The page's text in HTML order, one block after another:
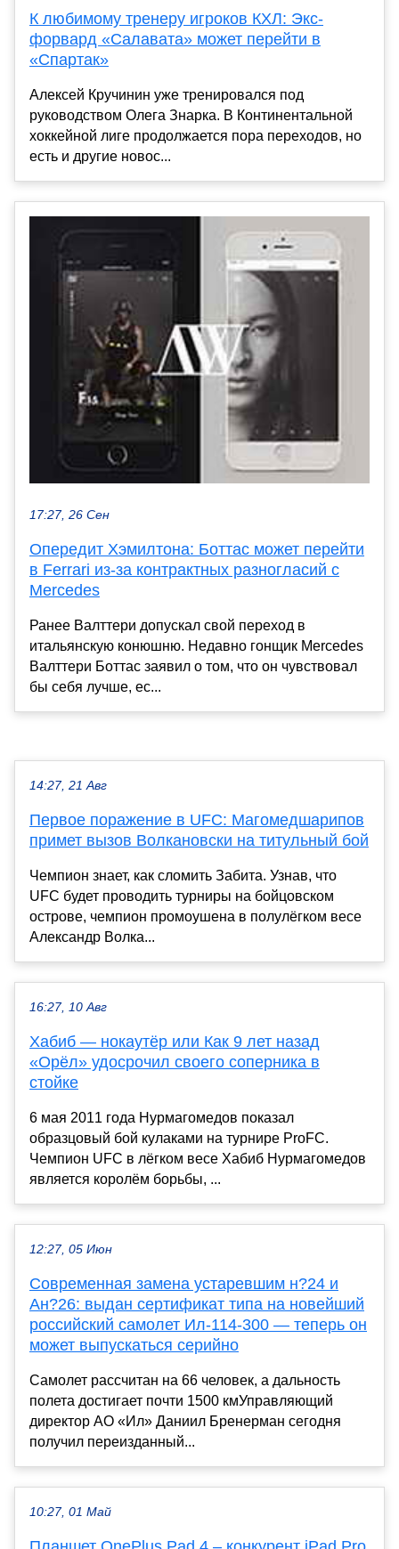
К любимому тренеру игроков КХЛ: Экс-
форвард «Салавата» может перейти в
«Спартак»
Алексей Кручинин уже тренировался под
руководством Олега Знарка. В Континентальной
хоккейной лиге продолжается пора переходов, но
есть и другие новос...
17:27, 26 Сен
Опередит Хэмилтона: Боттас может перейти
в Ferrari из-за контрактных разногласий с
Mercedes
Ранее Валттери допускал свой переход в
итальянскую конюшню. Недавно гонщик Mercedes
Валттери Боттас заявил о том, что он чувствовал
бы себя лучше, ес...
14:27, 21 Авг
Первое поражение в UFC: Магомедшарипов
примет вызов Волкановски на титульный бой
Чемпион знает, как сломить Забита. Узнав, что
UFC будет проводить турниры на бойцовском
острове, чемпион промоушена в полулёгком весе
Александр Волка...
16:27, 10 Авг
Хабиб — нокаутёр или Как 9 лет назад
«Орёл» удосрочил своего соперника в
стойке
6 мая 2011 года Нурмагомедов показал
образцовый бой кулаками на турнире ProFC.
Чемпион UFC в лёгком весе Хабиб Нурмагомедов
является королём борьбы, ...
12:27, 05 Июн
Современная замена устаревшим н?24 и
Ан?26: выдан сертификат типа на новейший
российский самолет Ил-114-300 — теперь он
может выпускаться серийно
Самолет рассчитан на 66 человек, а дальность
полета достигает почти 1500 кмУправляющий
директор АО «Ил» Даниил Бренерман сегодня
получил переизданный...
10:27, 01 Май